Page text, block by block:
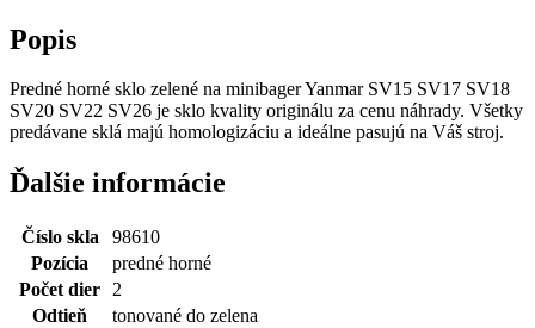
Popis
Predné horné sklo zelené na minibager Yanmar SV15 SV17 SV18
SV20 SV22 SV26 je sklo kvality originálu za cenu náhrady. Všetky
predávane sklá majú homologizáciu a ideálne pasujú na Váš stroj.
Ďalšie informácie
Číslo skla
98610
Pozícia
predné horné
Počet dier
2
Odtieň
tonované do zelena